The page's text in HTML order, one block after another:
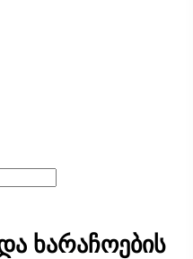
ხარაჩოების